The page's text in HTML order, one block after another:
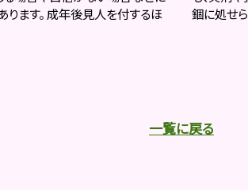
ます。 成年後見人を付するほ
錮に処せ
一覧に戻る